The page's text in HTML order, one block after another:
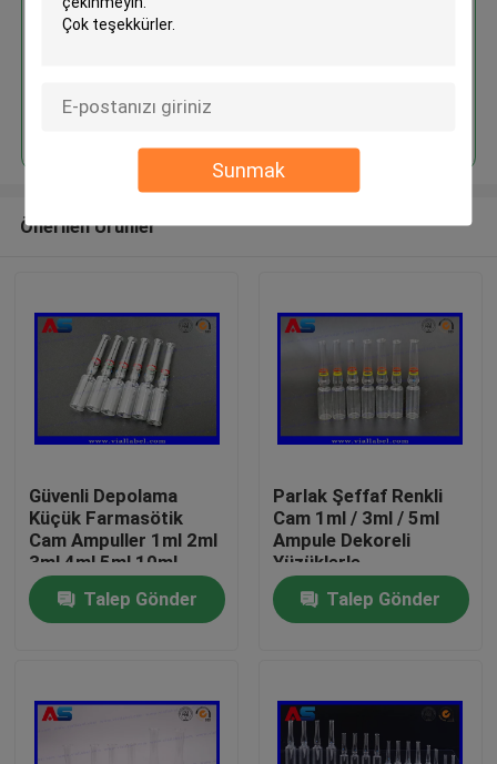
Sunmak
Ev
Devam et
Önerilen Ürünler
Güvenli Depolama
Küçük Farmasötik
Cam Ampuller 1ml 2ml
3ml 4ml 5ml 10ml
Talep Gönder
Parlak Şeffaf Renkli
Cam 1ml / 3ml / 5ml
Ampule Dekoreli
Yüzüklerle
Talep Gönder